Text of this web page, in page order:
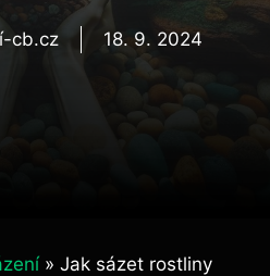
cb.cz 18. 9. 2024
» Jak sázet rostliny